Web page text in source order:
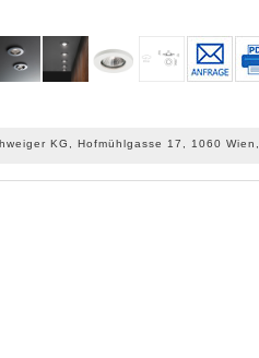
KG, Hofmühlgasse 17, 1060